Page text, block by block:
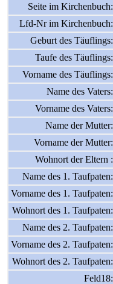
Seite im Kirchenbuch:
Lfd-Nr im Kirchenbuch:
Geburt des Täuflings:
Taufe des Täuflings:
Vorname des Täuflings:
Name des Vaters:
Vorname des Vaters:
Name der Mutter:
Vorname der Mutter:
Wohnort der Eltern :
Name des 1. Taufpaten:
Vorname des 1. Taufpaten:
Wohnort des 1. Taufpaten:
Name des 2. Taufpaten:
Vorname des 2. Taufpaten:
Wohnort des 2. Taufpaten:
Feld18: